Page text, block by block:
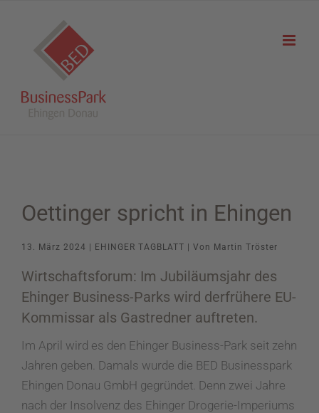
springen
Oettinger spricht in Ehingen
13. März 2024 | EHINGER TAGBLATT | Von Martin Tröster
Wirtschaftsforum: Im Jubiläumsjahr des
Ehinger Business-Parks wird derfrühere EU-
Kommissar als Gastredner auftreten.
Im April wird es den Ehinger Business-Park seit zehn
Jahren geben. Damals wurde die BED Businesspark
Ehingen Donau GmbH gegründet. Denn zwei Jahre
nach der Insolvenz des Ehinger Drogerie-Imperiums